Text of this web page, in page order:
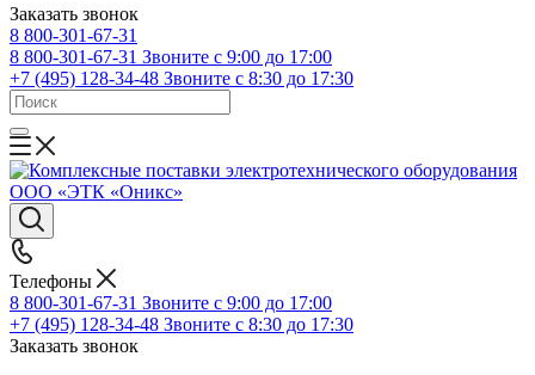
Заказать звонок
8 800-301-67-31
8 800-301-67-31 Звоните с 9:00 до 17:00
+7 (495) 128-34-48 Звоните с 8:30 до 17:30
Телефоны
8 800-301-67-31 Звоните с 9:00 до 17:00
+7 (495) 128-34-48 Звоните с 8:30 до 17:30
Заказать звонок